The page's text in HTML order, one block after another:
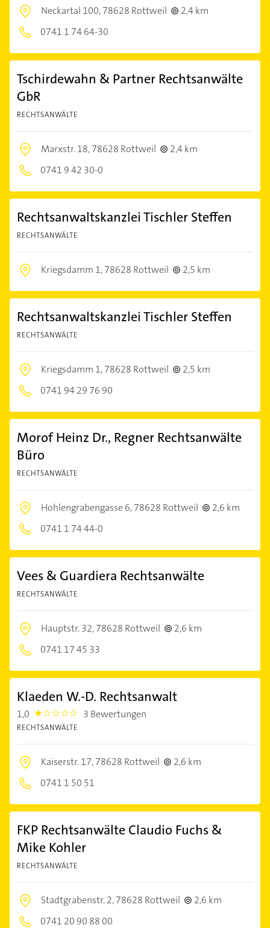
Neckartal 100,78628 Rottweil
2,4 km
0741 1 74 64-30
Tschirdewahn & Partner Rechtsanwälte
GbR
RECHTSANWÄLTE
Marxstr. 18,78628 Rottweil
2,4 km
0741 9 42 30-0
Rechtsanwaltskanzlei Tischler Steffen
RECHTSANWÄLTE
Kriegsdamm 1,78628 Rottweil 2,5 km
Rechtsanwaltskanzlei Tischler Steffen
RECHTSANWÄLTE
Kriegsdamm 1,78628 Rottweil
2,5 km
0741 94 29 76 90
Morof Heinz Dr., Regner Rechtsanwälte
Büro
RECHTSANWÄLTE
Hohlengrabengasse 6,78628 Rottweil
2,6 km
0741 1 74 44-0
Vees & Guardiera Rechtsanwälte
RECHTSANWÄLTE
Hauptstr. 32,78628 Rottweil
2,6 km
0741 17 45 33
Klaeden W.-D. Rechtsanwalt
1,0 1.0 3 Bewertungen
RECHTSANWÄLTE
Kaiserstr. 17,78628 Rottweil
2,6 km
0741 1 50 51
FKP Rechtsanwälte Claudio Fuchs &
Mike Kohler
RECHTSANWÄLTE
Stadtgrabenstr. 2,78628 Rottweil
2,6 km
0741 20 90 88 00